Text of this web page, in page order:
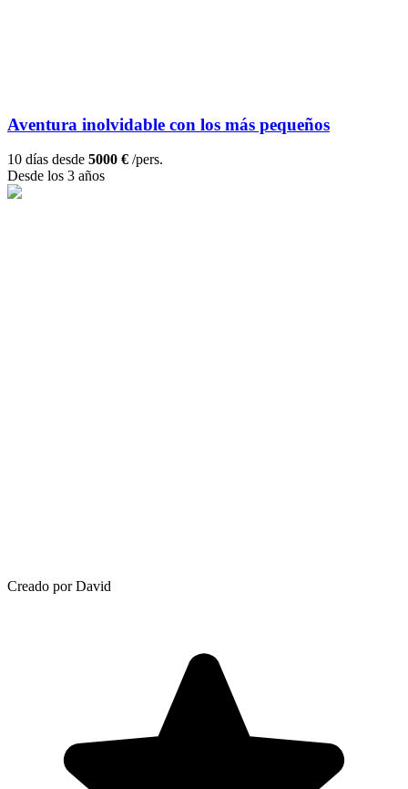
Aventura inolvidable con los más pequeños
10 días desde 5000 € /pers.
Desde los 3 años
Creado por David